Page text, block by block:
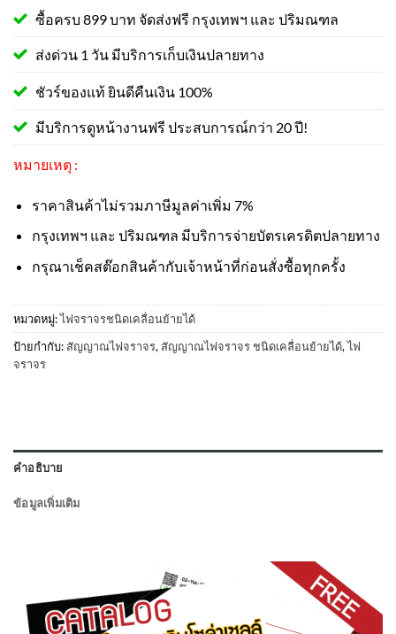
ซื้อครบ 899 บาท จัดส่งฟรี กรุงเทพฯ และ ปริมณฑล
ส่งด่วน 1 วัน มีบริการเก็บเงินปลายทาง
ชัวร์ของแท้ ยินดีคืนเงิน 100%
มีบริการดูหน้างานฟรี ประสบการณ์กว่า 20 ปี!
หมายเหตุ :
ราคาสินค้าไม่รวมภาษีมูลค่าเพิ่ม 7%
กรุงเทพฯ และ ปริมณฑล มีบริการจ่ายบัตรเครดิตปลายทาง
กรุณาเช็คสต๊อกสินค้ากับเจ้าหน้าที่ก่อนสั่งซื้อทุกครั้ง
หมวดหมู่:ไฟจราจรชนิดเคลื่อนย้ายได้
ป้ายกำกับ: สัญญาณไฟจราจร, สัญญาณไฟจราจร ชนิดเคลื่อนย้ายได้,ไฟ
จราจร
คำอธิบาย
ข้อมูลเพิ่มเติม